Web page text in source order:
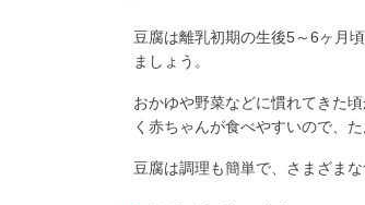
豆腐は離乳初期の生後5～6ヶ月
ましょう。
おかゆや野菜などに慣れてきた
く赤ちゃんが食べやすいので、
豆腐は調理も簡単で、さまざま